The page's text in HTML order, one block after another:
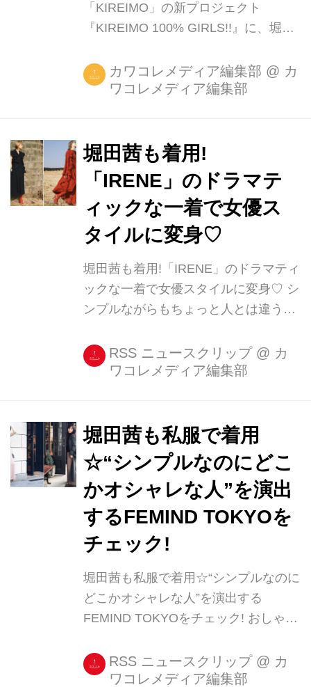
「KIREIMO」の新プロジェクト
『KIREIMO 100% GIRLS!!』に、堀田
藤井サチさんの4名が新たに参加しま
した。 『KIREIMO 100% GIRLS!!
る様々な企画を実施してきました。そ
して今回、モデルやグラビアなど多方
面で活躍する、堀田茜さん、八木アリ
サさん、Nikiさん、藤井サチさんの4名
に、キレイを追求している女性の代表
PROJECT』特設サイトやその他イベ
ント等に参...
カワコレメディア編集部 @ カ
ワコレメディア編集部
堀田茜も着用!
「IRENE」のドラマテ
ィックな一着で女優ス
タイルに変身♡
堀田茜も着用!「IRENE」のドラマティ
ックな一着で女優スタイルに変身♡ シ
ンプルながらもちょっと人とは違うス
チェックしておきたいブランド、
「IRENE(アイレネ)」。 堀田茜さんも
の「アイレネ」 取材のいしょう�
one-piece: @_irene__official_
@restirofficial Akane Hotta / 堀田茜さ
ん(@akanehotta)がシェアした投稿 -
2017 9月 15 10:34午後 PDT 流れるよ
うなプリーツとアシンメトリーなフォ
ルム、微...
RSS ニュースクリップ @ カ
ワコレメディア編集部
堀田茜も私服で着用
☆“シンプルなのにどこ
かオシャレな人”を演出
するFEMIND TOKYOを
チェック!
堀田茜も私服で着用☆“シンプルなのに
どこかオシャレな人”を演出する
FEMIND TOKYOをチェック! おしゃれ
るブランド「FEMIND TOKYO(フェマ
イントウキョウ)」。 とっても久しぶ
RSS ニュースクリップ @ カ
ワコレメディア編集部